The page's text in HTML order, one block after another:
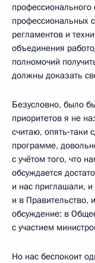
профессионального
профессиональных
регламентов и
объединения
полномочий
должны доказать
Безусловно, было
приоритетов я не
считаю, опять‑таки
программе,
с учётом того, что
обсуждается
и нас приглашали,
и в Правительство,
обсуждение: в
с участием
Но нас беспокоит